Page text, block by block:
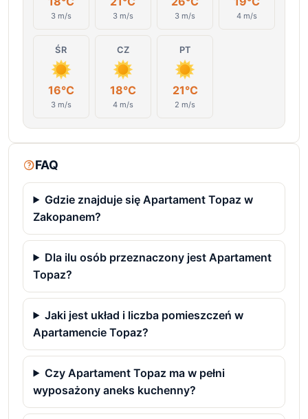
3 m/s 3 m/s 3 m/s 4 m/s
ŚR
16°C
3 m/s
CZ
18°C
4 m/s
PT
21°C
2 m/s
FAQ
Gdzie znajduje się Apartament Topaz w
Zakopanem?
Dla ilu osób przeznaczony jest Apartament
Topaz?
Jaki jest układ i liczba pomieszczeń w
Apartamencie Topaz?
Czy Apartament Topaz ma w pełni
wyposażony aneks kuchenny?